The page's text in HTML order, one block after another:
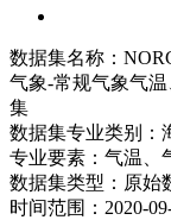
数据集名称：
气象-常规气象气
集
数据集专业类别：
专业要素： 气温、
数据集类型： 原始
时间范围： 2020-